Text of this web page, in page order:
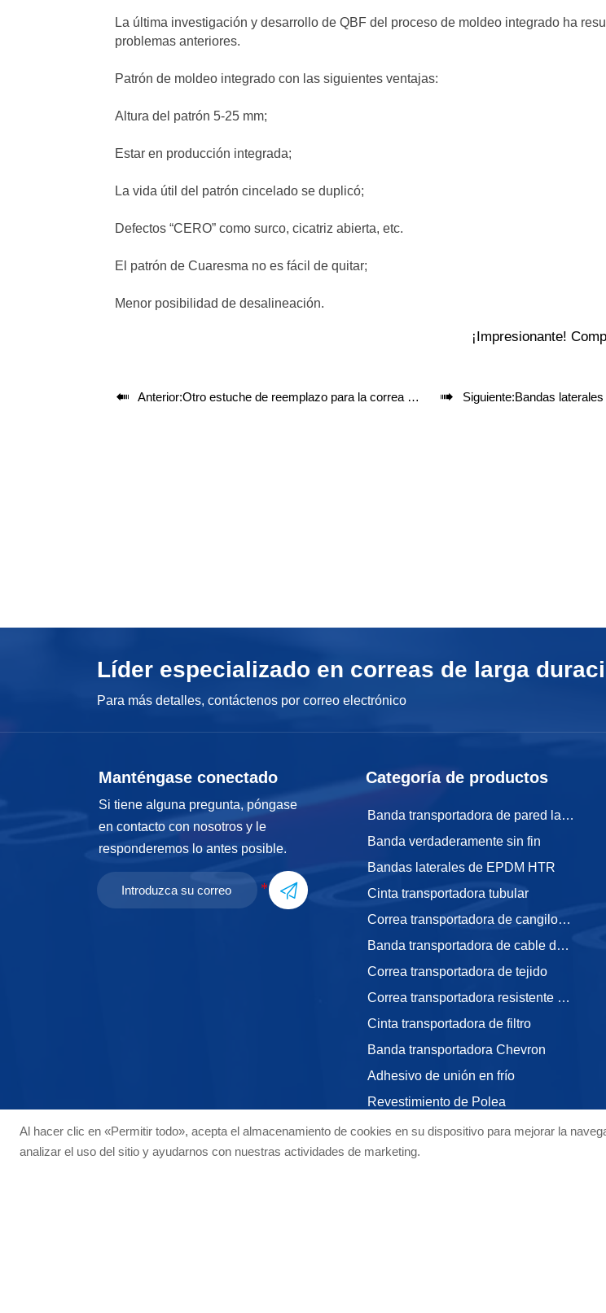
La última investigación y desarrollo de QBF del proceso de moldeo integrado ha
problemas anteriores.
Patrón de moldeo integrado con las siguientes ventajas:
Altura del patrón 5-25 mm;
Estar en producción integrada;
La vida útil del patrón cincelado se duplicó;
Defectos “CERO” como surco, cicatriz abierta, etc.
El patrón de Cuaresma no es fácil de quitar;
Menor posibilidad de desalineación.
¡Impresionante!
 Anterior:Otro estuche de reemplazo para la correa lateral S500 suministrada en Europa  Siguiente:Bandas laterales
Líder especializado en correas de larga
Para más detalles, contáctenos por correo electrónico
Manténgase conectado
Si tiene alguna pregunta, póngase
en contacto con nosotros y le
responderemos lo antes posible.

Categoría de productos
Banda transportadora de pared lateral
Banda verdaderamente sin fin
Bandas laterales de EPDM HTR
Cinta transportadora tubular
Correa transportadora de cangilones
Banda transportadora de cable de acero
Correa transportadora de tejido
Correa transportadora resistente al calor
Cinta transportadora de filtro
Banda transportadora Chevron
Adhesivo de unión en frío
Revestimiento de Polea
STE Correa Transportadora de Cordón de Acero de Alta Elongación
Al hacer clic en «Permitir todo», acepta el almacenamiento de cookies en su dispositivo para mejorar la
analizar el uso del sitio y ayudarnos con nuestras actividades de marketing.